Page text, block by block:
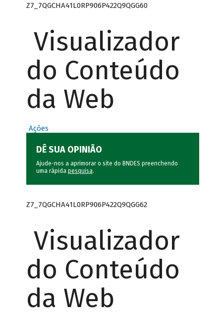
Z7_7QGCHA41L0RP906P422Q9QGG60
Visualizador
do Conteúdo
da Web
Ações
DÊ SUA OPINIÃO
Ajude-nos a aprimorar o site do BNDES preenchendo
uma rápida pesquisa.
Z7_7QGCHA41L0RP906P422Q9QGG62
Visualizador
do Conteúdo
da Web